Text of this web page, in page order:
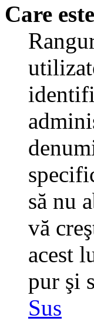
Care
să nu
vă
acest
pur şi
Sus